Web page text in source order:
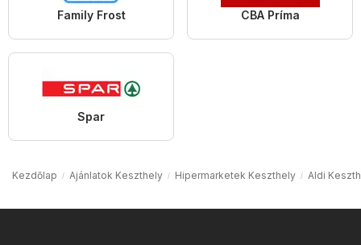
Family Frost CBA Príma
Spar
Kezdőlap Ajánlatok Keszthely Hipermarketek Keszthely Aldi